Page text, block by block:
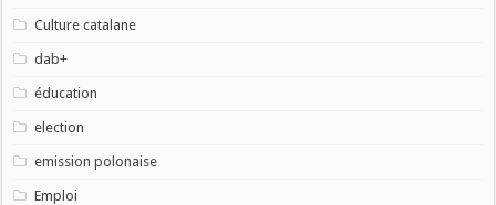
Culture catalane
dab+
éducation
election
emission polonaise
Emploi